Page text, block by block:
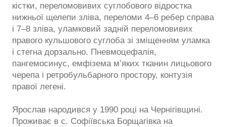
кістки, переломовивих суглобового відростка
нижньої щелепи зліва, переломи 4–6 ребер справа
і 7–8 зліва, уламковий задній переломовивих
правого кульшового суглоба зі зміщенням уламка
і стегна дорзально. Пневмоцефалія,
пангемосинус, емфізема м’яких тканин лицьового
черепа і ретробульбарного простору, контузія
правої легені.
Ярослав народився у 1990 році на Чернігівщині.
Проживає в с. Софіївська Борщагівка на